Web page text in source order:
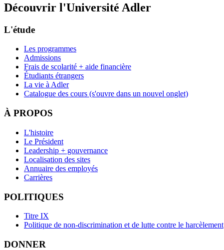
Découvrir l'Université Adler
L'étude
Les programmes
Admissions
Frais de scolarité + aide financière
Étudiants étrangers
La vie à Adler
Catalogue des cours (s'ouvre dans un nouvel onglet)
À PROPOS
L'histoire
Le Président
Leadership + gouvernance
Localisation des sites
Annuaire des employés
Carrières
POLITIQUES
Titre IX
Politique de non-discrimination et de lutte contre le harcèlement
DONNER